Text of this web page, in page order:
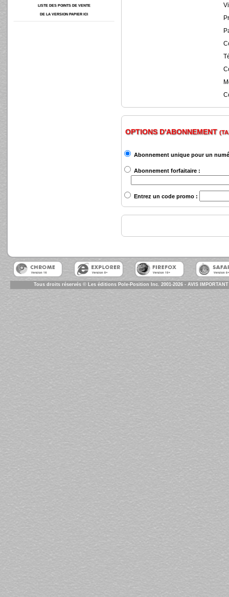
LISTE DES POINTS DE VENTE
DE LA VERSION PAPIER ICI
OPTIONS D'ABONNEMENT
Abonnement unique pour un
Abonnement forfaitaire :
Entrez un code promo :
Tous droits réservés © Les éditions Pole-Position Inc. 2001-2026 - AVIS IMPORTANT